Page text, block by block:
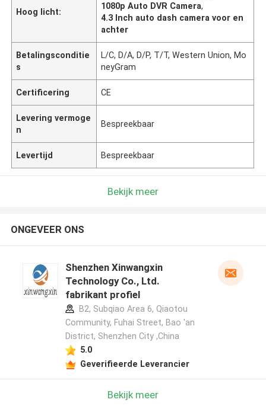
Hoog licht:
1080p Auto DVR Camera,
4.3 Inch auto dash camera voor en
achter
Betalingsconditie
s
L/C, D/A, D/P, T/T, Western Union, Mo
neyGram
Certificering CE
Levering vermoge
n
Bespreekbaar
Levertijd Bespreekbaar
Bekijk meer
ONGEVEER ONS
Shenzhen Xinwangxin
Technology Co., Ltd.
fabrikant profiel
B2, Subqiao Area 6, Qiaotou
Community, Fuhai Street, Bao 'an
District, Shenzhen City ,China
5.0
Geverifieerde Leverancier
Bekijk meer